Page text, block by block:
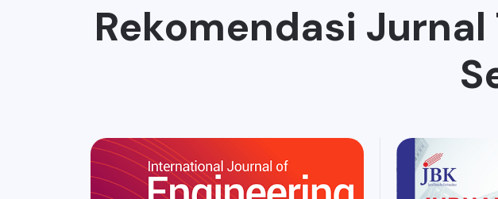
Rekomendasi